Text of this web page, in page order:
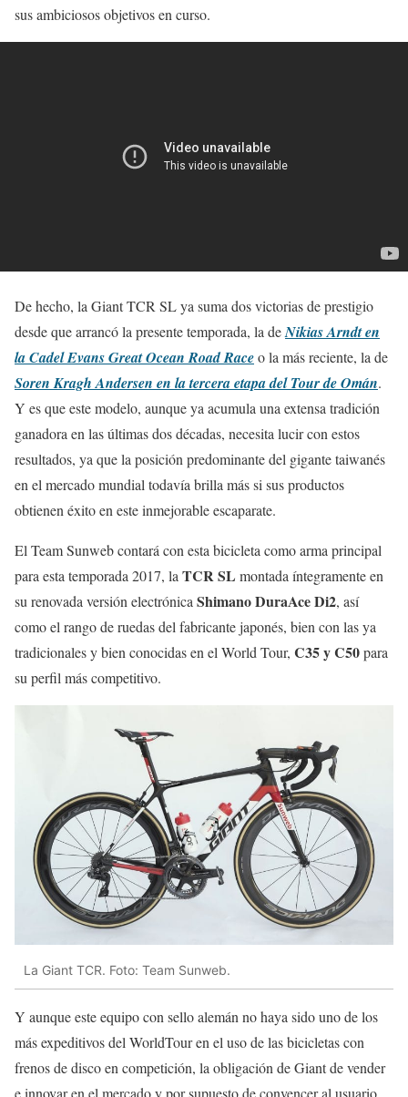
sus ambiciosos objetivos en curso.
De hecho, la Giant TCR SL ya suma dos victorias de prestigio
desde que arrancó la presente temporada, la deNikias Arndt en
la Cadel Evans Great Ocean Road Raceo la más reciente, la de
Soren Kragh Andersen en la tercera etapa del Tour de Omán.
Y es que este modelo, aunque ya acumula una extensa tradición
ganadora en las últimas dos décadas, necesita lucir con estos
resultados, ya que la posición predominante del gigante taiwanés
en el mercado mundial todavía brilla más si sus productos
obtienen éxito en este inmejorable escaparate.
El Team Sunweb contará con esta bicicleta como arma principal
para esta temporada 2017, la TCR SL montada íntegramente en
su renovada versión electrónica Shimano DuraAce Di2, así
como el rango de ruedas del fabricante japonés, bien con las ya
tradicionales y bien conocidas en el World Tour, C35 y C50para
su perfil más competitivo.
La Giant TCR. Foto: Team Sunweb.
Y aunque este equipo con sello alemán no haya sido uno de los
más expeditivos del WorldTour en el uso de las bicicletas con
frenos de disco en competición, la obligación de Giant de vender